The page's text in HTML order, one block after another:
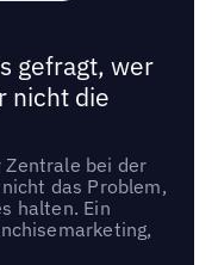
gefragt, wer
nicht die
Zentrale bei der
das Problem,
halten. Ein